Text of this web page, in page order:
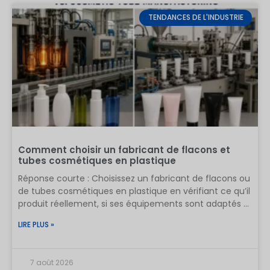
TENDANCES DE L'INDUSTRIE
Comment choisir un fabricant de flacons et
tubes cosmétiques en plastique
Réponse courte : Choisissez un fabricant de flacons ou
de tubes cosmétiques en plastique en vérifiant ce qu’il
produit réellement, si ses équipements sont adaptés à
les dimensions critiques, et s’il est capable de
un prix bas constituent des éléments utiles, mais
LIRE PLUS »
7 août 2026